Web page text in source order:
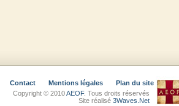
Contact Mentions légales
Plan du site
Copyright © 2010AEOF. Tous droits réservés
Site réalisé 3Waves.Net